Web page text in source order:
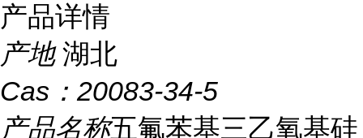
产品详情
产地 湖北
Cas： 20083-34-5
产品名称五氟苯基三乙氧基硅